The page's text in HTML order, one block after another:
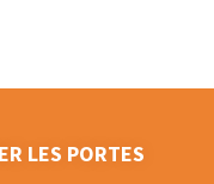
LES PORTES